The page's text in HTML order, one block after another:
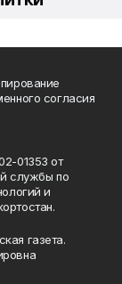
согласия
01353 от
службы по
и
газета.